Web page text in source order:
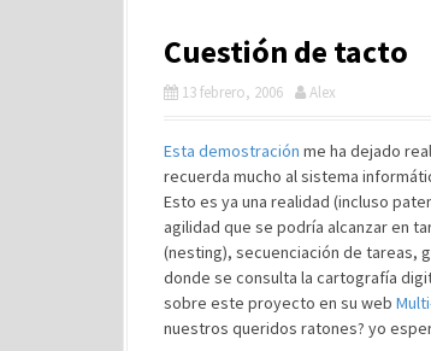
Cuestión de tacto
13 febrero, 2006 Alex
Esta demostración me ha dejado
recuerda mucho al sistema
Esto es ya una realidad (incluso
agilidad que se podría alcanzar en
(nesting), secuenciación de tareas,
donde se consulta la cartografía
sobre este proyecto en su web
nuestros queridos ratones? yo